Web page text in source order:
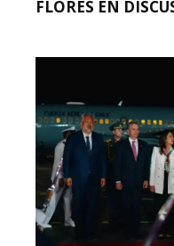
FLORES EN